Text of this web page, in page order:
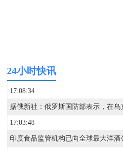
24小时快讯
17:08:34
17:03:48